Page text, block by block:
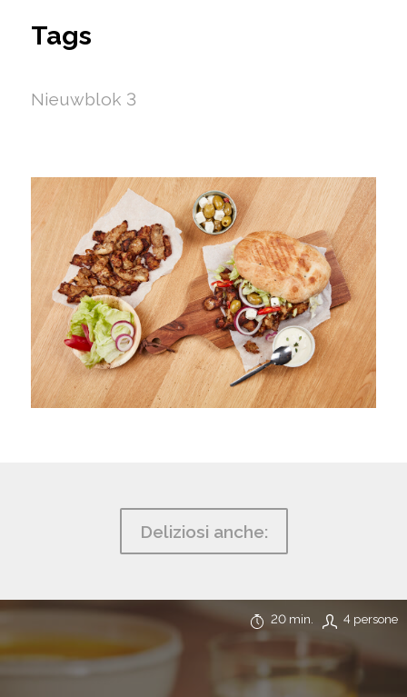
Tags
Nieuwblok 3
Deliziosi anche:
20 min. 4 persone